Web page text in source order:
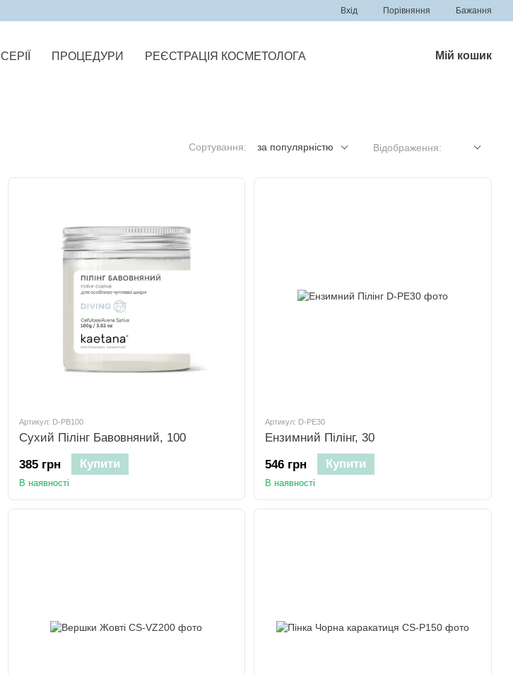
Вхід Порівняння Бажання
СЕРІЇ ПРОЦЕДУРИ РЕЄСТРАЦІЯ КОСМЕТОЛОГА Мій кошик
Сортування: за популярністю Відображення:
Артикул: D-PB100
Сухий Пілінг Бавовняний, 100
385 грн
Купити
В наявності
Артикул: D-PE30
Ензимний Пілінг, 30
546 грн
Купити
В наявності